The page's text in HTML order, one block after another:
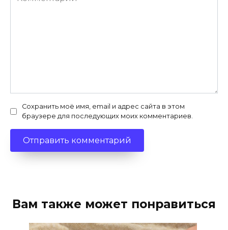
Сохранить моё имя, email и адрес сайта в этом
браузере для последующих моих комментариев.
Вам также может понравиться